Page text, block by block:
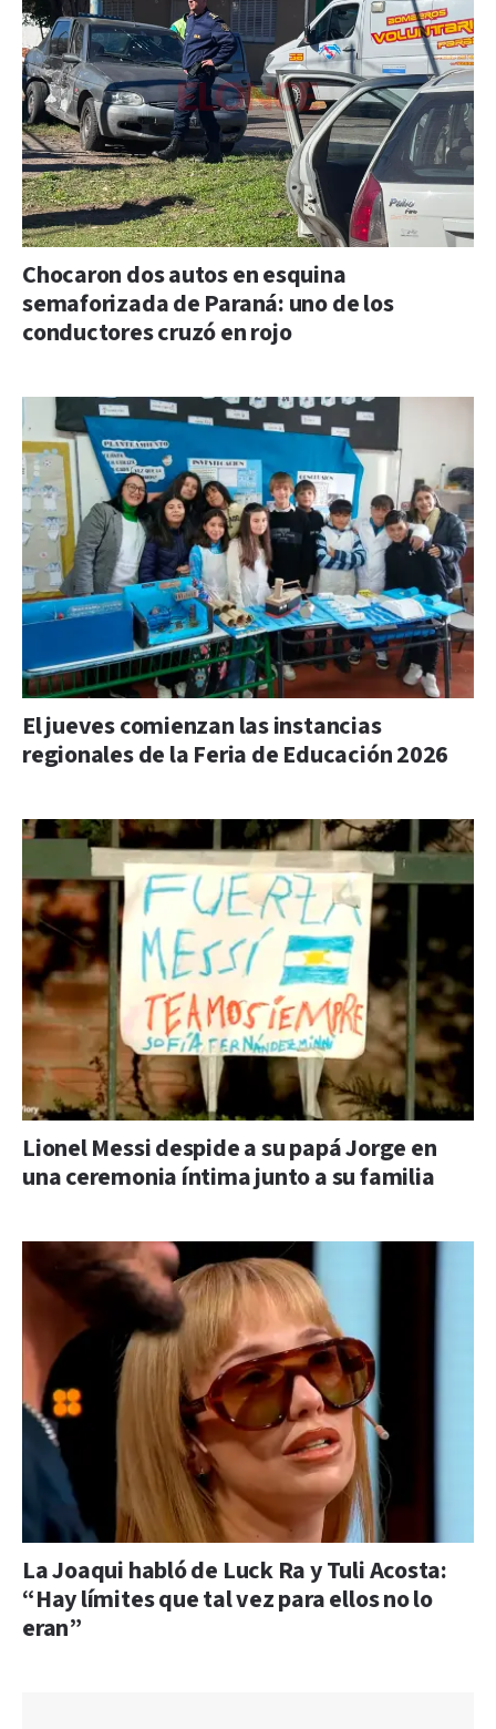
Chocaron dos autos en esquina
semaforizada de Paraná: uno de los
conductores cruzó en rojo
El jueves comienzan las instancias
regionales de la Feria de Educación 2026
Lionel Messi despide a su papá Jorge en
una ceremonia íntima junto a su familia
La Joaqui habló de Luck Ra y Tuli Acosta:
“Hay límites que tal vez para ellos no lo
eran”